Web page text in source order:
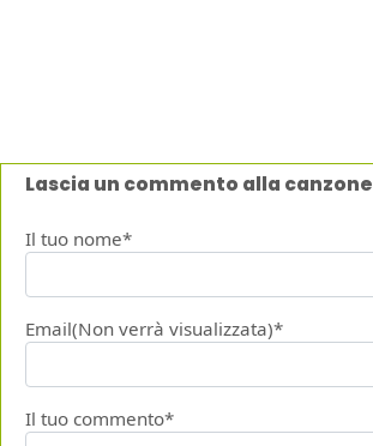
Lascia un commento alla canzone
Il tuo nome*
Email(Non verrà visualizzata)*
Il tuo commento*